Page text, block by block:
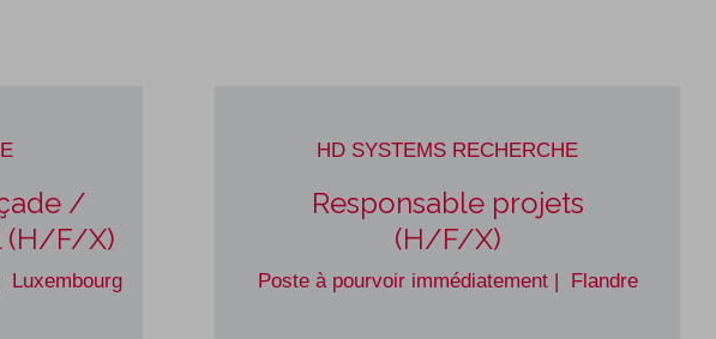
HD SYSTEMS RECHERCHE ​ ​
Responsable projets
(H/F/X)
Poste à pourvoir immédiatement | Flandre
/
(H/F/X)
Luxembourg